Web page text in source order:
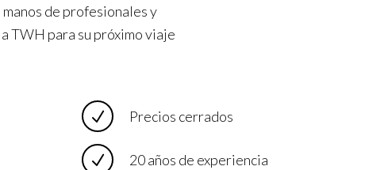
de profesionales y
TWH para su próximo viaje
Precios cerrados
20 años de experiencia